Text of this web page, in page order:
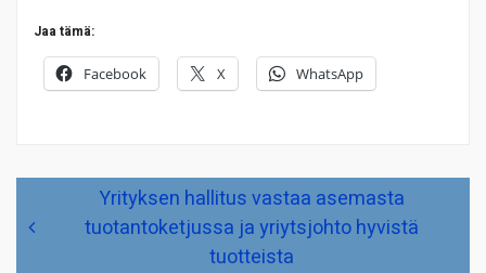
Jaa tämä:
Facebook X WhatsApp
Yrityksen hallitus vastaa asemasta
tuotantoketjussa ja yriytsjohto hyvistä
tuotteista